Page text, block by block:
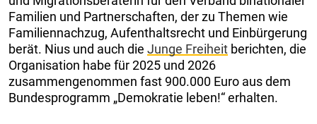
Familien und Partnerschaften, der zu Themen wie
Familiennachzug, Aufenthaltsrecht und Einbürgerung
berät. Nius und auch die Junge Freiheit berichten, die
Organisation habe für 2025 und 2026
zusammengenommen fast 900.000 Euro aus dem
Bundesprogramm „Demokratie leben!“ erhalten.